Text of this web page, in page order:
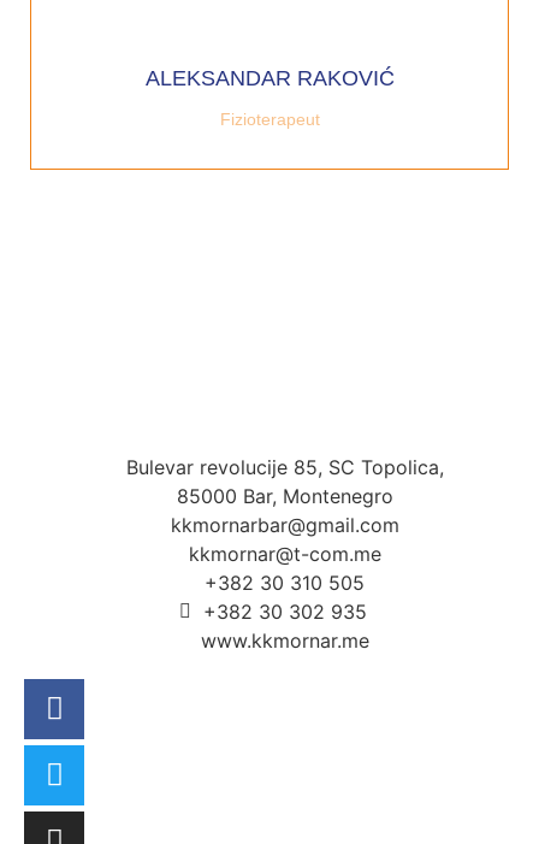
ALEKSANDAR RAKOVIĆ
Fizioterapeut
Bulevar revolucije 85, SC Topolica,
85000 Bar, Montenegro
kkmornarbar@gmail.com
kkmornar@t-com.me
+382 30 310 505
+382 30 302 935
www.kkmornar.me